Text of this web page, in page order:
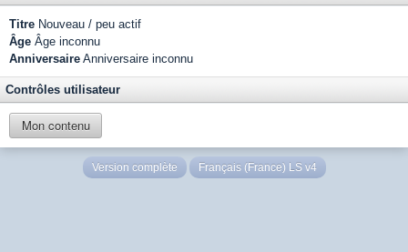
Titre Nouveau / peu actif
Âge Âge inconnu
Anniversaire Anniversaire inconnu
Contrôles utilisateur
Mon contenu
Version complète Français (France) LS v4